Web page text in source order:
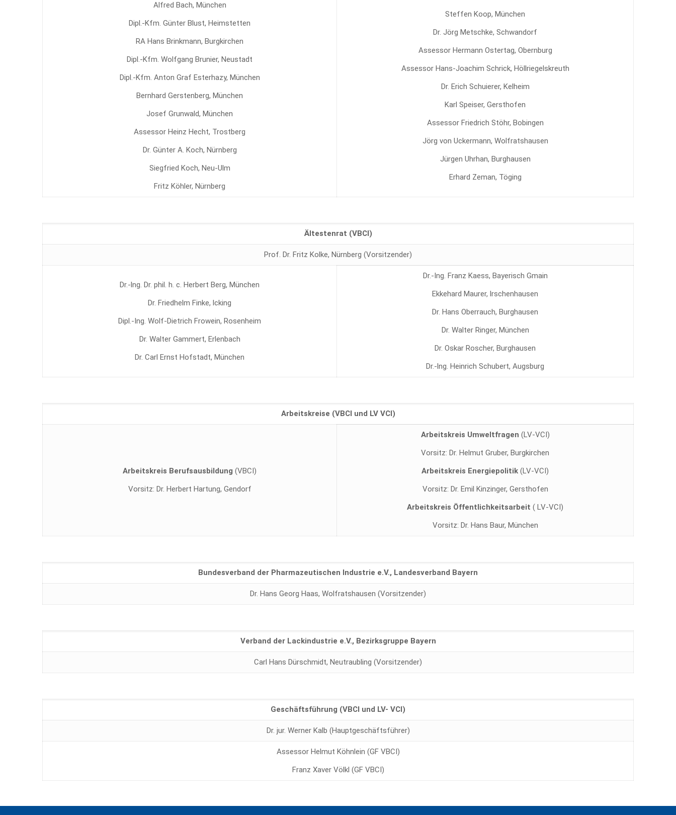
Alfred Bach, München
Dipl.-Kfm. Günter Blust, Heimstetten
RA Hans Brinkmann, Burgkirchen
Dipl.-Kfm. Wolfgang Brunier, Neustadt
Dipl.-Kfm. Anton Graf Esterhazy, München
Bernhard Gerstenberg, München
Josef Grunwald, München
Assessor Heinz Hecht, Trostberg
Dr. Günter A. Koch, Nürnberg
Siegfried Koch, Neu-Ulm
Fritz Köhler, Nürnberg
Steffen Koop, München
Dr. Jörg Metschke, Schwandorf
Assessor Hermann Ostertag, Obernburg
Assessor Hans-Joachim Schrick, Höllriegelskreuth
Dr. Erich Schuierer, Kelheim
Karl Speiser, Gersthofen
Assessor Friedrich Stöhr, Bobingen
Jörg von Uckermann, Wolfratshausen
Jürgen Uhrhan, Burghausen
Erhard Zeman, Töging
Ältestenrat (VBCI)
Prof. Dr. Fritz Kolke, Nürnberg (Vorsitzender)
Dr.-lng. Dr. phil. h. c. Herbert Berg, München
Dr. Friedhelm Finke, lcking
Dipl.-Ing. Wolf-Dietrich Frowein, Rosenheim
Dr. Walter Gammert, Erlenbach
Dr. Carl Ernst Hofstadt, München
Dr.-Ing. Franz Kaess, Bayerisch Gmain
Ekkehard Maurer, lrschenhausen
Dr. Hans Oberrauch, Burghausen
Dr. Walter Ringer, München
Dr. Oskar Roscher, Burghausen
Dr.-lng. Heinrich Schubert, Augsburg
Arbeitskreise (VBCI und LV VCI)
Arbeitskreis Berufsausbildung (VBCI)
Vorsitz: Dr. Herbert Hartung, Gendorf
Arbeitskreis Umweltfragen (LV-VCI)
Vorsitz: Dr. Helmut Gruber, Burgkirchen
Arbeitskreis Energiepolitik (LV-VCI)
Vorsitz: Dr. Emil Kinzinger, Gersthofen
Arbeitskreis Öffentlichkeitsarbeit ( LV-VCI)
Vorsitz: Dr. Hans Baur, München
Bundesverband der Pharmazeutischen Industrie e.V., Landesverband Bayern
Dr. Hans Georg Haas, Wolfratshausen (Vorsitzender)
Verband der Lackindustrie e.V., Bezirksgruppe Bayern
Carl Hans Dürschmidt, Neutraubling (Vorsitzender)
Geschäftsführung (VBCI und LV- VCI)
Dr. jur. Werner Kalb (Hauptgeschäftsführer)
Assessor Helmut Köhnlein (GF VBCI)
Franz Xaver Völkl (GF VBCI)